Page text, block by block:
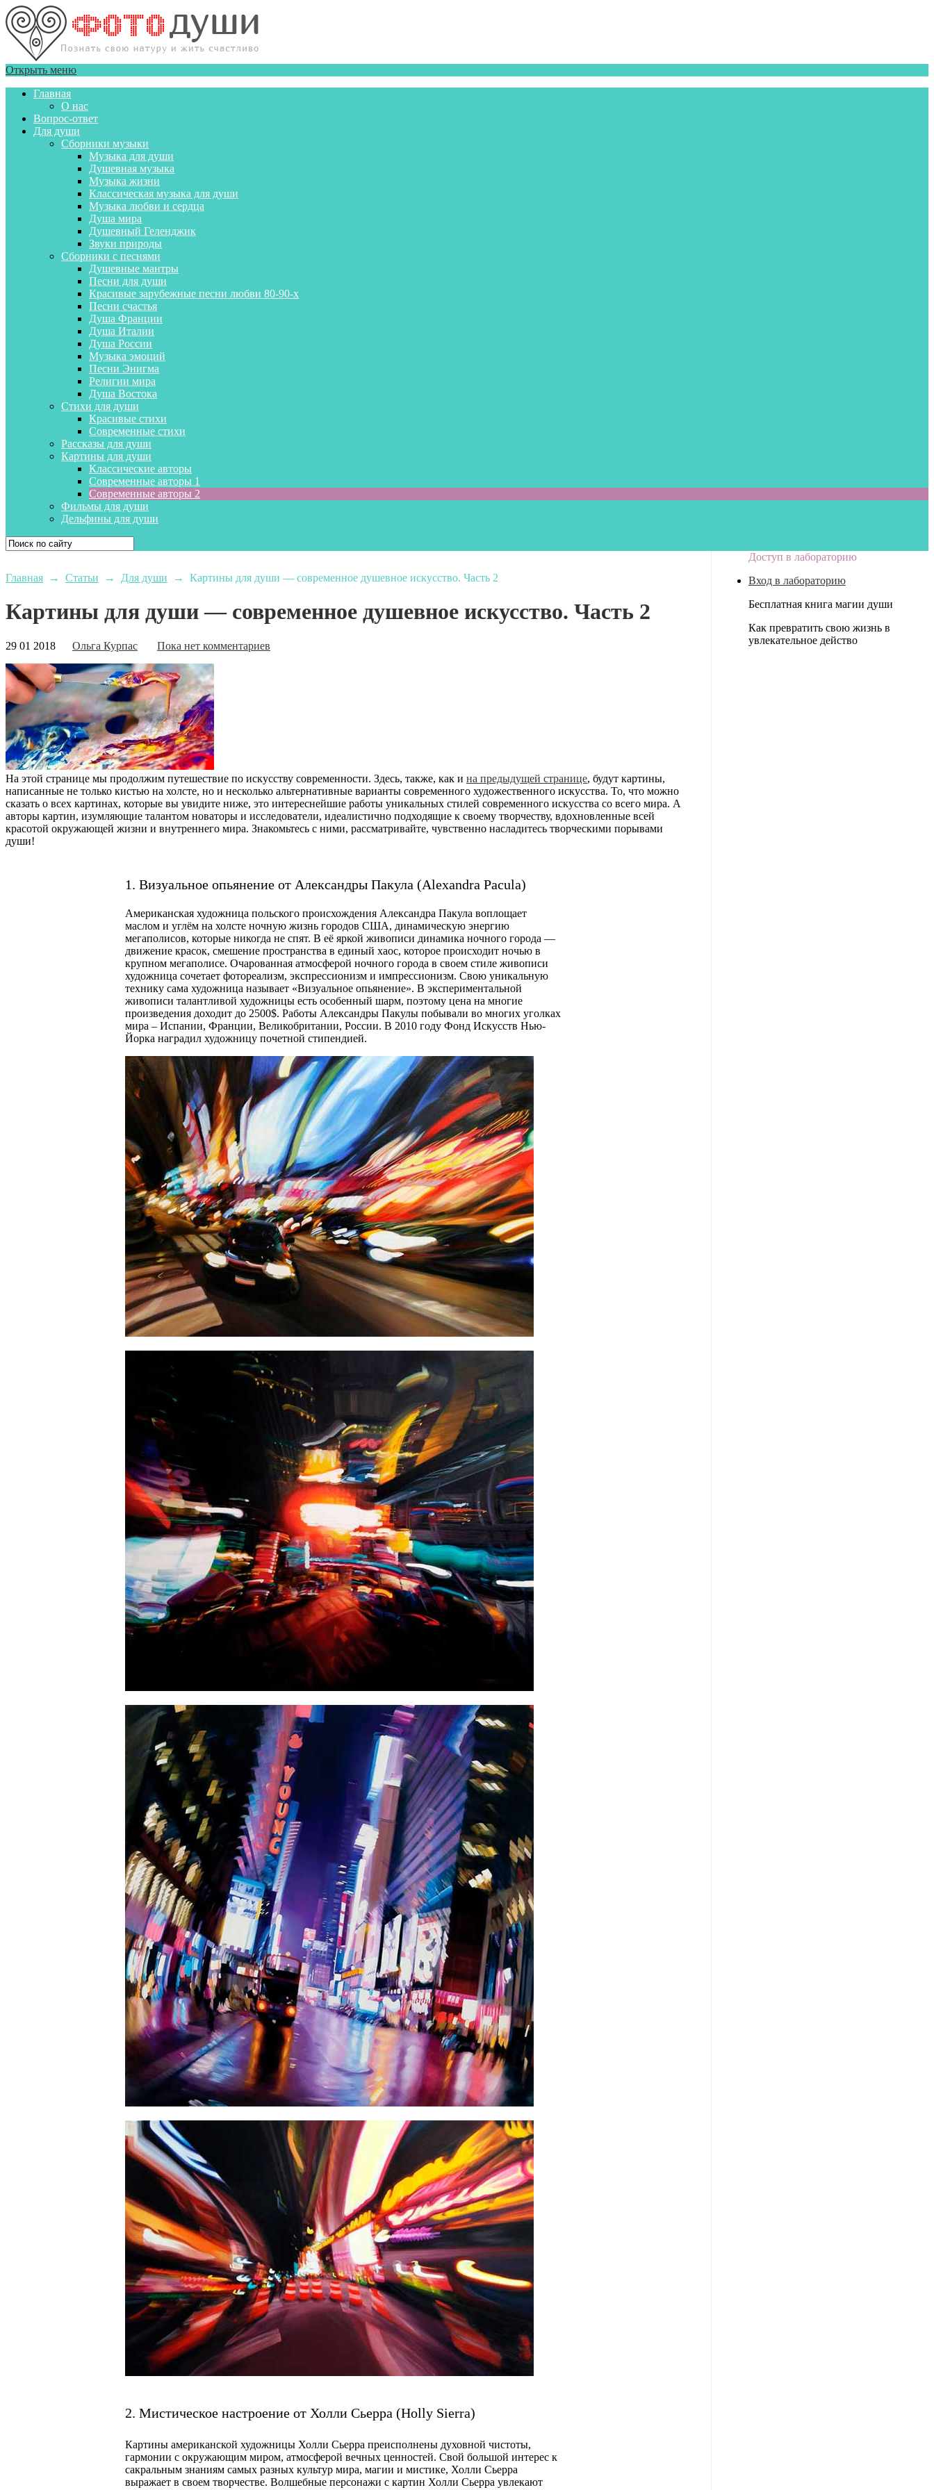
Открыть меню
Главная
О нас
Вопрос-ответ
Для души
Сборники музыки
Музыка для души
Душевная музыка
Музыка жизни
Классическая музыка для души
Музыка любви и сердца
Душа мира
Душевный Геленджик
Звуки природы
Сборники с песнями
Душевные мантры
Песни для души
Красивые зарубежные песни любви 80-90-х
Песни счастья
Душа Франции
Душа Италии
Душа России
Музыка эмоций
Песни Энигма
Религии мира
Душа Востока
Стихи для души
Красивые стихи
Современные стихи
Рассказы для души
Картины для души
Классические авторы
Современные авторы 1
Современные авторы 2
Фильмы для души
Дельфины для души
Главная → Статьи → Для души → Картины для души — современное душевное искусство. Часть 2
Картины для души — современное душевное искусство. Часть 2
29 01 2018 Ольга Курпас Пока нет комментариев
На этой странице мы продолжим путешествие по искусству современности. Здесь, также, как и на предыдущей странице, будут картины,
написанные не только кистью на холсте, но и несколько альтернативные варианты современного художественного искусства. То, что можно
сказать о всех картинах, которые вы увидите ниже, это интереснейшие работы уникальных стилей современного искусства со всего мира. А
авторы картин, изумляющие талантом новаторы и исследователи, идеалистично подходящие к своему творчеству, вдохновленные всей
красотой окружающей жизни и внутреннего мира. Знакомьтесь с ними, рассматривайте, чувственно насладитесь творческими порывами
души!
1. Визуальное опьянение от Александры Пакула (Alexandra Pacula)
Американская художница польского происхождения Александра Пакула воплощает
маслом и углём на холсте ночную жизнь городов США, динамическую энергию
мегаполисов, которые никогда не спят. В её яркой живописи динамика ночного города —
движение красок, смешение пространства в единый хаос, которое происходит ночью в
крупном мегаполисе. Очарованная атмосферой ночного города в своем стиле живописи
художница сочетает фотореализм, экспрессионизм и импрессионизм. Свою уникальную
технику сама художница называет «Визуальное опьянение». В экспериментальной
живописи талантливой художницы есть особенный шарм, поэтому цена на многие
произведения доходит до 2500$. Работы Александры Пакулы побывали во многих уголках
мира – Испании, Франции, Великобритании, России. В 2010 году Фонд Искусств Нью-
Йорка наградил художницу почетной стипендией.
2. Мистическое настроение от Холли Сьерра (Holly Sierra)
Картины американской художницы Холли Сьерра преисполнены духовной чистоты,
гармонии с окружающим миром, атмосферой вечных ценностей. Свой большой интерес к
сакральным знаниям самых разных культур мира, магии и мистике, Холли Сьерра
выражает в своем творчестве. Волшебные персонажи с картин Холли Сьерра увлекают
Доступ в лабораторию
Вход в лабораторию
Бесплатная книга магии души
Как превратить свою жизнь в
увлекательное действо